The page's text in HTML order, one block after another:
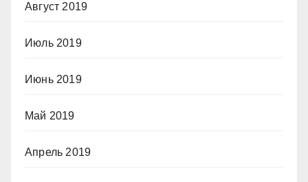
Август 2019
Июль 2019
Июнь 2019
Май 2019
Апрель 2019